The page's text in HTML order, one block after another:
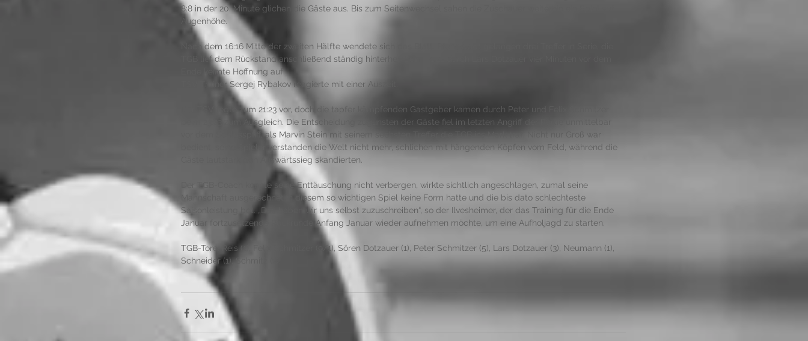
8:8 in der 20. Minute glichen die Gäste aus. Bis zum Seitenwechsel sahen die Zuschauer weiterhin ein Spiel auf
Augenhöhe.
Nach dem 16:16 Mitte der zweiten Hälfte wendete sich das Blatt. Pfungstadt gelangen drei Treffer in Serie, die
TGB lief dem Rückstand anschließend ständig hinterher. Beim 21:22 durch Lars Dotzauer vier Minuten vor dem
Ende keimte Hoffnung auf.
TSV-Trainer Sergej Rybakov reagierte mit einer Auszeit.
Der TSV legte zum 21:23 vor, doch die tapfer kämpfenden Gastgeber kamen durch Peter und Felix Schmitzer
beim 23:23 zum Ausgleich. Die Entscheidung zugunsten der Gäste fiel im letzten Angriff der Partie unmittelbar
vor dem Schlusspfiff, als Marvin Stein mit seinem sechsten Treffer die TGB ins Mark traf. Nicht nur Groß war
bedient, seine Spieler verstanden die Welt nicht mehr, schlichen mit hängenden Köpfen vom Feld, während die
Gäste lautstark den Auswärtssieg skandierten.
Der TGB-Coach konnte seine Enttäuschung nicht verbergen, wirkte sichtlich angeschlagen, zumal seine
Mannschaft ausgerechnet in diesem so wichtigen Spiel keine Form hatte und die bis dato schlechteste
Saisonleistung bot. „Das haben wir uns selbst zuzuschreiben“, so der Ilvesheimer, der das Training für die Ende
Januar fortzusetzende Rückrunde Anfang Januar wieder aufnehmen möchte, um eine Aufholjagd zu starten.
TGB-Tore: Reis (1), Felix Schmitzer (9/1), Sören Dotzauer (1), Peter Schmitzer (5), Lars Dotzauer (3), Neumann (1),
Schneider (1), Schmitz (2).